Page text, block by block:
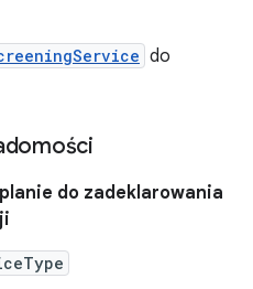
do
do zadeklarowania